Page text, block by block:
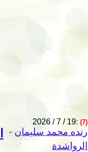
2026 / 7 / 19: (7)
- رنده محمد سليمان
الرواشدة